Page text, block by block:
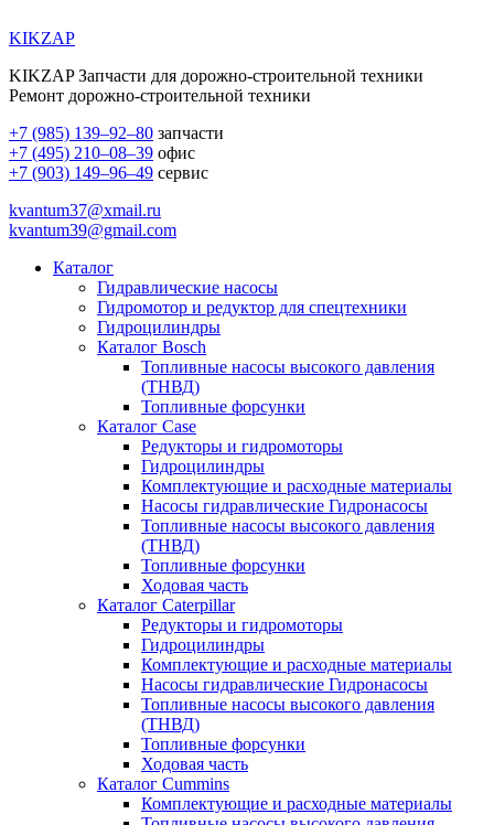
KIKZAP
KIKZAP Запчасти для дорожно-строительной техники
Ремонт дорожно-строительной техники
+7 (985) 139–92–80 запчасти
+7 (495) 210–08–39 офис
+7 (903) 149–96–49 сервис
kvantum37@xmail.ru
kvantum39@gmail.com
Каталог
Гидравлические насосы
Гидромотор и редуктор для спецтехники
Гидроцилиндры
Каталог Bosch
Топливные насосы высокого давления
(ТНВД)
Топливные форсунки
Каталог Case
Редукторы и гидромоторы
Гидроцилиндры
Комплектующие и расходные материалы
Насосы гидравлические Гидронасосы
Топливные насосы высокого давления
(ТНВД)
Топливные форсунки
Ходовая часть
Каталог Caterpillar
Редукторы и гидромоторы
Гидроцилиндры
Комплектующие и расходные материалы
Насосы гидравлические Гидронасосы
Топливные насосы высокого давления
(ТНВД)
Топливные форсунки
Ходовая часть
Каталог Cummins
Комплектующие и расходные материалы